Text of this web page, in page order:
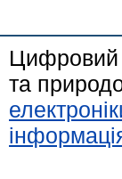
Цифровий
та